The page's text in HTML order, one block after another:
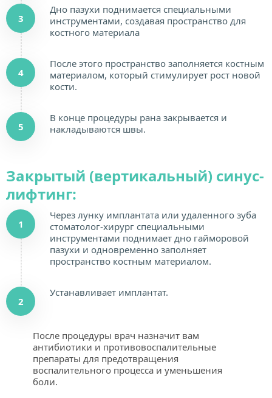
3
Дно пазухи поднимается специальными
инструментами, создавая пространство для
костного материала
4
После этого пространство заполняется костным
материалом, который стимулирует рост новой
кости.
5
В конце процедуры рана закрывается и
накладываются швы.
Закрытый (вертикальный) синус-
лифтинг:
1
Через лунку имплантата или удаленного зуба
стоматолог-хирург специальными
инструментами поднимает дно гайморовой
пазухи и одновременно заполняет
пространство костным материалом.
2
Устанавливает имплантат.
После процедуры врач назначит вам
антибиотики и противовоспалительные
препараты для предотвращения
воспалительного процесса и уменьшения
боли.